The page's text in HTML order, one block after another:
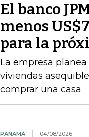
El banco
menos
para la
La empresa
viviendas
comprar una casa
PANAMÁ 04/08/2026